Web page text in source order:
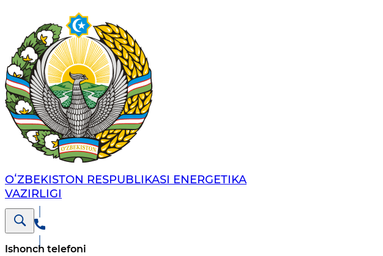
OʻZBEKISTON RESPUBLIKASI ENERGETIKA
VAZIRLIGI
Ishonch telefoni